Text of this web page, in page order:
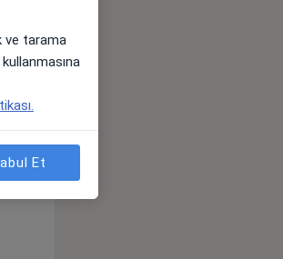
12 Ağustos
ve tarama
Et